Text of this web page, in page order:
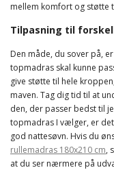
mellem komfort og støtte
Tilpasning til
Den måde, du sover på,
topmadras skal kunne
give støtte til hele
maven. Tag dig tid til at
den, der passer bedst til
topmadras I vælger, er
god nattesøvn. Hvis du
rullemadras 180x210 cm,
at du ser nærmere på